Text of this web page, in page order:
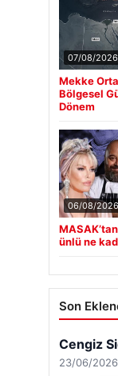
07/08/2026
Mekke
Bölgesel
Dönem
06/08/2026
ünlü ne
Son
Cengiz
23/06/2026